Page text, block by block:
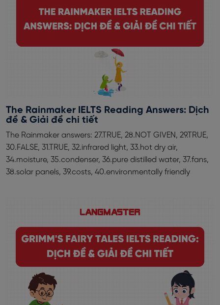
The Rainmaker IELTS Reading Answers: Dịch
đề & Giải đề chi tiết
The Rainmaker answers: 27.TRUE, 28.NOT GIVEN, 29.TRUE,
30.FALSE, 31.TRUE, 32.infrared light, 33.hot dry air,
34.moisture, 35.condenser, 36.pure distilled water, 37.fans,
38.solar panels, 39.costs, 40.environmentally friendly